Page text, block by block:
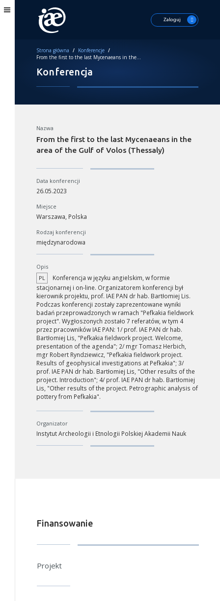
Zaloguj
Strona główna / Konferencje /
From the first to the last Mycenaeans in the area of the Gulf of Volos (Thessaly)
Konferencja
Nazwa
From the first to the last Mycenaeans in the
area of the Gulf of Volos (Thessaly)
Data konferencji
26.05.2023
Miejsce
Warszawa, Polska
Rodzaj konferencji
międzynarodowa
Opis
PL
Konferencja w języku angielskim, w formie
stacjonarnej i on-line. Organizatorem konferencji był
kierownik projektu, prof. IAE PAN dr hab. Bartłomiej Lis.
Podczas konferencji zostały zaprezentowane wyniki
badań przeprowadzonych w ramach "Pefkakia fieldwork
project". Wygłoszonych zostało 7 referatów, w tym 4
przez pracowników IAE PAN: 1/ prof. IAE PAN dr hab.
Bartłomiej Lis, "Pefkakia fieldwork project. Welcome,
presentation of the agenda"; 2/ mgr Tomasz Herbich,
mgr Robert Ryndziewicz, "Pefkakia fieldwork project.
Results of geophysical investigations at Pefkakia"; 3/
prof. IAE PAN dr hab. Bartłomiej Lis, "Other results of the
project. Introduction"; 4/ prof. IAE PAN dr hab. Bartłomiej
Lis, "Other results of the project. Petrographic analysis of
pottery from Pefkakia".
Organizator
Instytut Archeologii i Etnologii Polskiej Akademii Nauk
Finansowanie
Projekt